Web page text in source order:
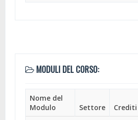
MODULI DEL CORSO:
Nome del
Modulo
Settore Crediti